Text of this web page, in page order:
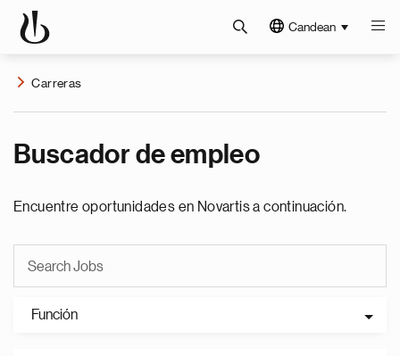
Candean
Carreras
Buscador de empleo
Encuentre oportunidades en Novartis a continuación.
Función